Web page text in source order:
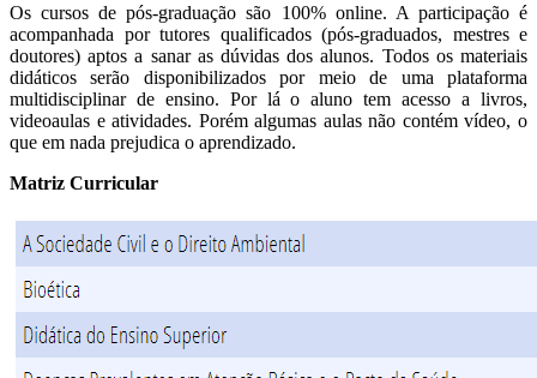
Os cursos de pós-graduação são 100% online. A participação é
acompanhada por tutores qualificados (pós-graduados, mestres e
doutores) aptos a sanar as dúvidas dos alunos. Todos os materiais
didáticos serão disponibilizados por meio de uma plataforma
multidisciplinar de ensino. Por lá o aluno tem acesso a livros,
videoaulas e atividades. Porém algumas aulas não contém vídeo, o
que em nada prejudica o aprendizado.
Matriz Curricular